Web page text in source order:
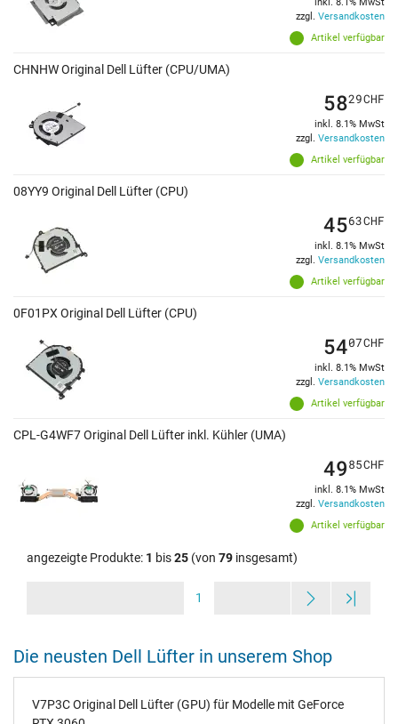
Artikel verfügbar
zzgl. Versandkosten
CHNHW Original Dell Lüfter (CPU/UMA)
Artikel verfügbar
5829CHF
inkl. 8.1% MwSt
zzgl. Versandkosten
08YY9 Original Dell Lüfter (CPU)
Artikel verfügbar
4563CHF
inkl. 8.1% MwSt
zzgl. Versandkosten
0F01PX Original Dell Lüfter (CPU)
Artikel verfügbar
5407CHF
inkl. 8.1% MwSt
zzgl. Versandkosten
CPL-G4WF7 Original Dell Lüfter inkl. Kühler (UMA)
Artikel verfügbar
4985CHF
inkl. 8.1% MwSt
zzgl. Versandkosten
angezeigte Produkte: 1 bis25 (von 79 insgesamt)
1
Die neusten Dell Lüfter in unserem Shop
V7P3C Original Dell Lüfter (GPU) für Modelle mit GeForce